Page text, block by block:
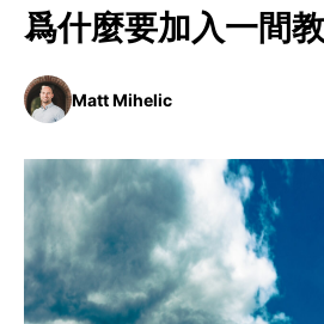
教會帶領 解
福音傳講與宣教 成
團契生活與禱告
简体中文 正體中文
西班牙語
葡萄牙語
烏茲別克語
达里语
法語
羅馬尼亞語
越南語
意大利語
爲什麼要加入一間
Matt Mihelic